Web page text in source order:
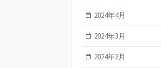
2024年4月
2024年3月
2024年2月